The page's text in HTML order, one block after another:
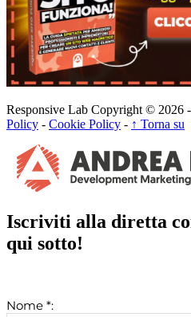
Responsive Lab Copyright © 2026
Policy - Cookie Policy - ↑ Torna su
Iscriviti alla diretta
qui sotto!
Nome *: